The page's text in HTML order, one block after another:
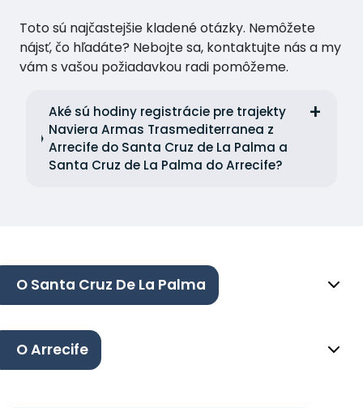
Toto sú najčastejšie kladené otázky. Nemôžete
nájsť, čo hľadáte? Nebojte sa, kontaktujte nás a my
vám s vašou požiadavkou radi pomôžeme.
Aké sú hodiny registrácie pre trajekty
Naviera Armas Trasmediterranea z
Arrecife do Santa Cruz de La Palma a
Santa Cruz de La Palma do Arrecife?
O Santa Cruz De La Palma
O Arrecife